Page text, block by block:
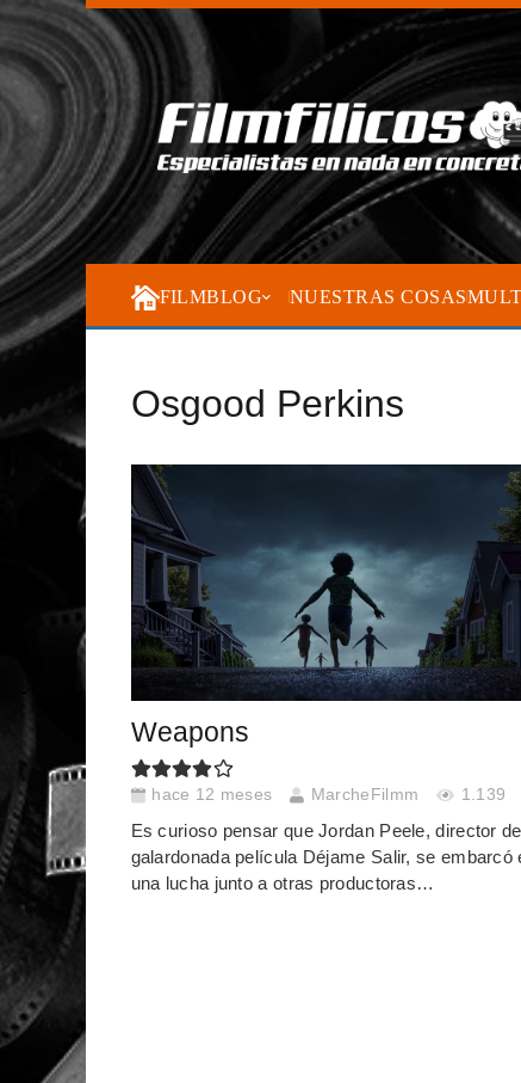
FILMBLOG NUESTRAS COSAS
Osgood Perkins
Weapons
hace 12 meses MarcheFilmm 1.139
Es curioso pensar que Jordan Peele, director
galardonada película Déjame Salir, se embarcó
una lucha junto a otras productoras…